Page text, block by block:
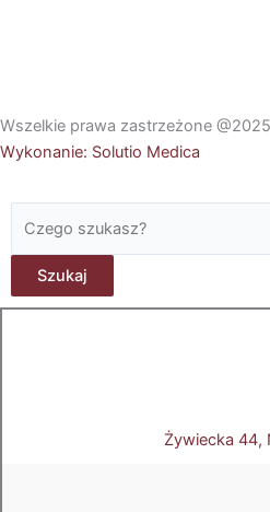
Wszelkie prawa zastrzeżone
Wykonanie: Solutio Medica
Szukaj
Żywiecka 44,